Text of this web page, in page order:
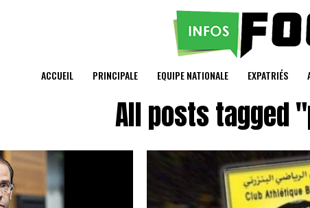
ACCUEIL PRINCIPALE EQUIPE NATIONALE EXPATRIÉS
All posts tagged